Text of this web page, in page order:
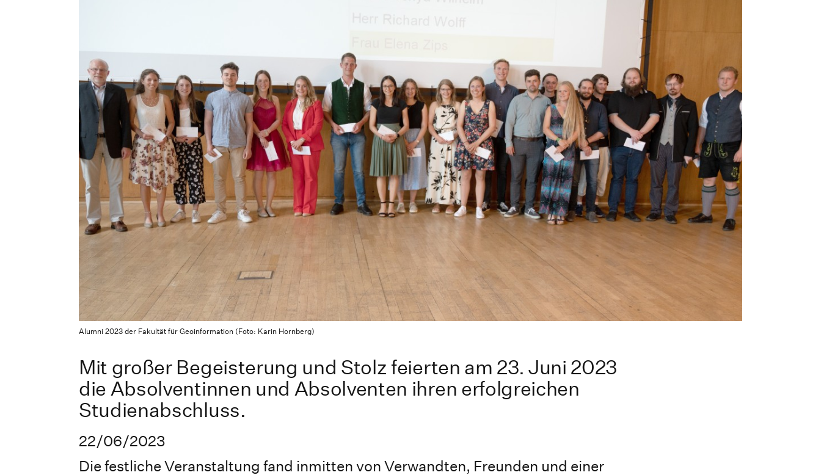
Alumni 2023 der Fakultät für Geoinformation (Foto: Karin Hornberg)
Mit großer Begeisterung und Stolz feierten am 23. Juni 2023
die Absolventinnen und Absolventen ihren erfolgreichen
Studienabschluss.
22/06/2023
Die festliche Veranstaltung fand inmitten von Verwandten, Freunden und einer